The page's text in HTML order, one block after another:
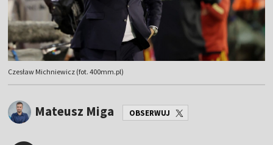
Czesław Michniewicz (fot. 400mm.pl)
Mateusz Miga OBSERWUJ